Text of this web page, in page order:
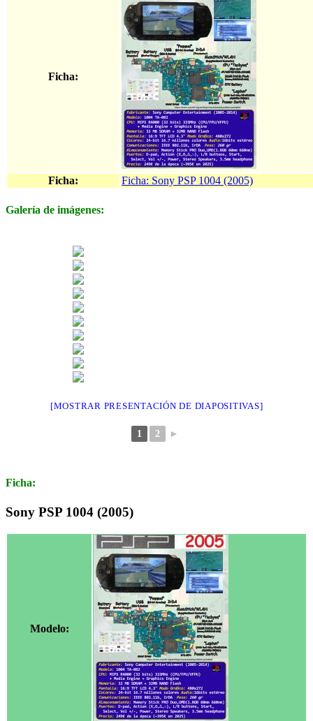
Ficha:
Ficha: Ficha: Sony PSP 1004 (2005)
Galería de imágenes:
[MOSTRAR PRESENTACIÓN DE DIAPOSITIVAS]
1 2 ►
Ficha:
Sony PSP 1004 (2005)
Modelo: